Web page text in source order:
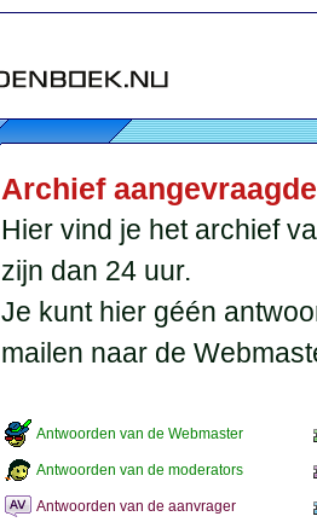
Archief
Hier vind je het archief
zijn dan 24 uur.
Je kunt hier géén
mailen naar de
Antwoorden van de Webmaster
Antwoorden van de moderators
Antwoorden van de aanvrager